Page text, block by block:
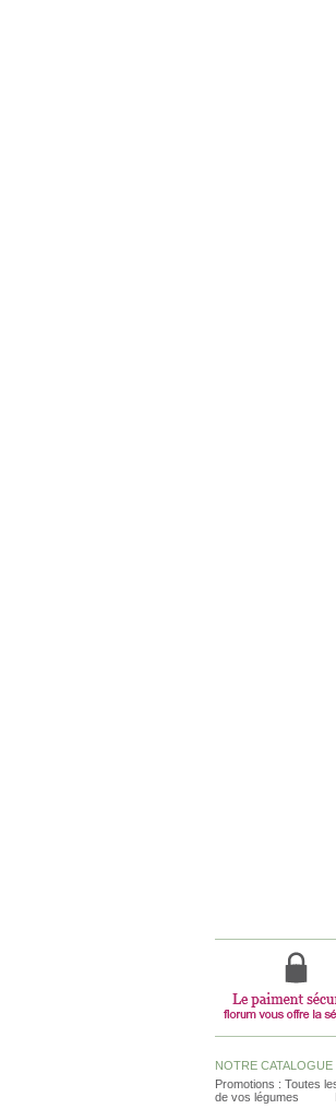
NOTRE CATALOGUE
Promotions : Toutes
de vos légumes